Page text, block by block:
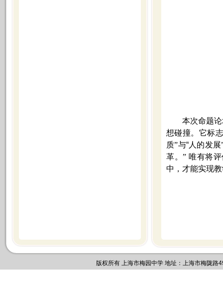
本次命题
想碰撞。它标
质”与“人的发展
革。” 唯有将
中，才能实现
版权所有 上海市梅园中学 地址：上海市梅陇